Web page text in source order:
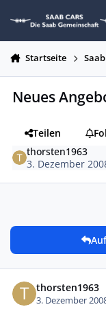
Startseite
Neues
Teilen
thorsten1963
3. Dezember
thorsten1963
3. Dezember